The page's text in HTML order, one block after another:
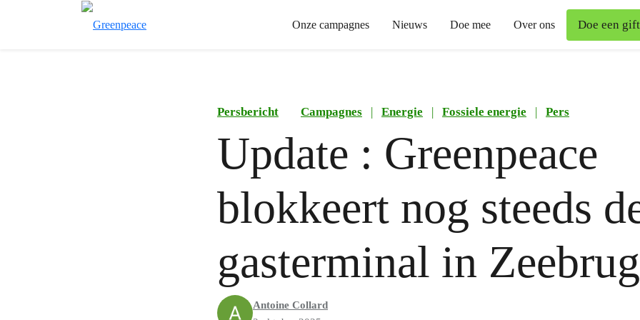
Onze campagnes Nieuws Doe mee Over ons Doe een gift
Persbericht Campagnes | Energie | Fossiele energie | Pers
Update : Greenpeace
blokkeert nog steeds
gasterminal in
Antoine Collard